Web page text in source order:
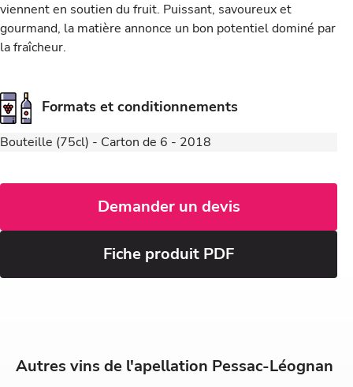
viennent en soutien du fruit. Puissant, savoureux et
gourmand, la matière annonce un bon potentiel dominé par
la fraîcheur.
Formats et conditionnements
Bouteille (75cl) - Carton de 6 - 2018
Demander un devis
Fiche produit PDF
Autres vins de l'apellation Pessac-Léognan